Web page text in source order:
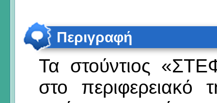
Περιγραφή
Τα στούντιος
στο